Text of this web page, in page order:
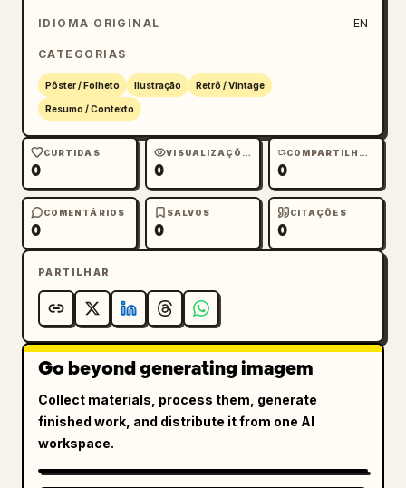
IDIOMA ORIGINAL EN
CATEGORIAS
Pôster / Folheto Ilustração Retrô / Vintage
Resumo / Contexto
CURTIDAS
0
VISUALIZAÇÕES
0
COMPARTILHAMENTOS
0
COMENTÁRIOS
0
SALVOS
0
CITAÇÕES
0
PARTILHAR
Go beyond generating imagem
Collect materials, process them, generate
finished work, and distribute it from one AI
workspace.